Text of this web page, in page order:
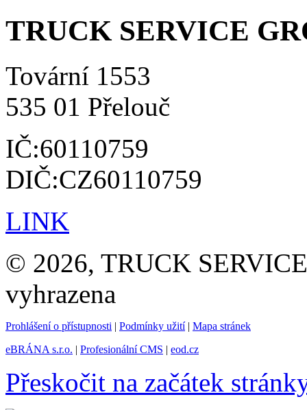
TRUCK SERVICE
Tovární 1553
535 01 Přelouč
IČ:60110759
DIČ:CZ60110759
LINK
© 2026, TRUCK
vyhrazena
Prohlášení o přístupnosti | Podmínky užití| Mapa stránek
eBRÁNA s.r.o. | Profesionální CMS | eod.cz
Přeskočit na začátek